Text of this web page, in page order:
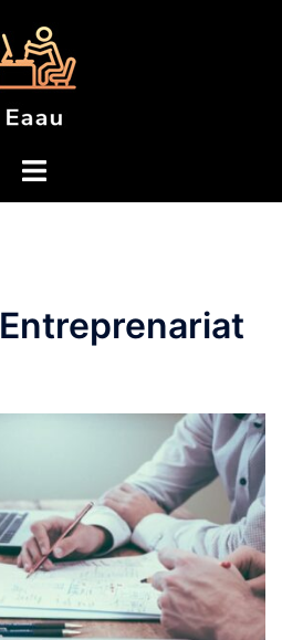
Entreprenariat